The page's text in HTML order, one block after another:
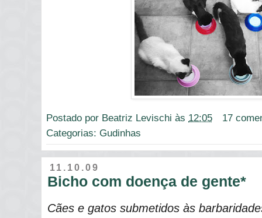
Postado por Beatriz Levischi às 12:05
17
Categorias: Gudinhas
11.10.09
Bicho com doença de gente*
Cães e gatos submetidos às